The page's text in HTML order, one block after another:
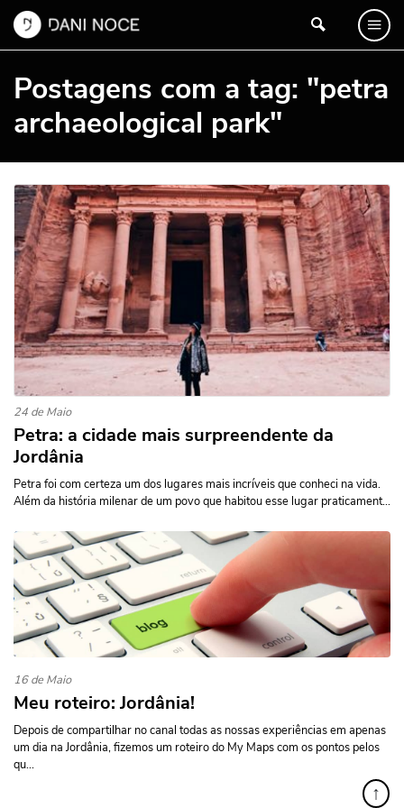
Postagens com a tag: "petra
archaeological park"
24 de Maio
Petra: a cidade mais surpreendente da
Jordânia
Petra foi com certeza um dos lugares mais incríveis que conheci na vida.
Além da história milenar de um povo que habitou esse lugar praticament...
16 de Maio
Meu roteiro: Jordânia!
Depois de compartilhar no canal todas as nossas experiências em apenas
um dia na Jordânia, fizemos um roteiro do My Maps com os pontos pelos
qu...
↑